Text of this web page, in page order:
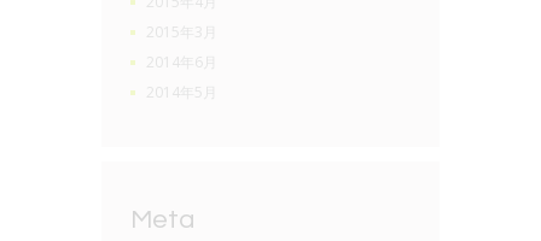
2015年3月
2014年6月
2014年5月
Meta